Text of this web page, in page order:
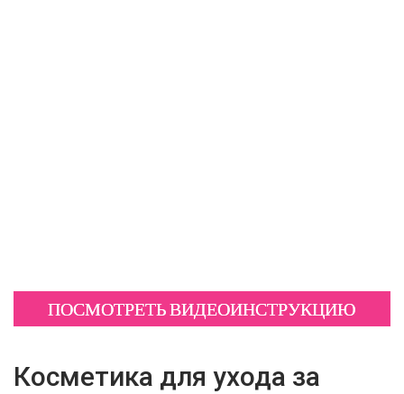
ПОСМОТРЕТЬ ВИДЕОИНСТРУКЦИЮ
Косметика для ухода за